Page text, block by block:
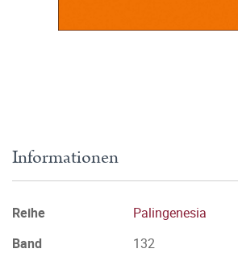
Informationen
Reihe
Palingenesia
Band
132